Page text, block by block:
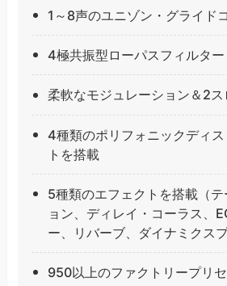
1～8声のユニゾン・グライド
4極共振型ローパスフィルター
柔軟なモジュレーション＆2
4種類のポリフォニックディ
トを搭載
5種類のエフェクトを搭載（
ョン、ディレイ・コーラス、
ー、リバーブ、ダイナミクス
950以上のファクトリープリ